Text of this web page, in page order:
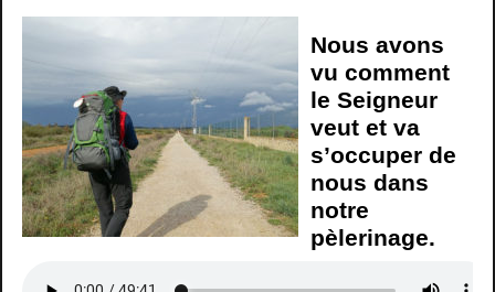
Nous avons
vu comment
le Seigneur
veut et va
s’occuper de
nous dans
notre
pèlerinage.